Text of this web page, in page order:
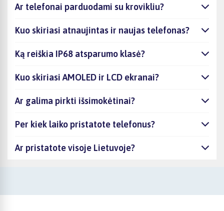
Ar telefonai parduodami su krovikliu?
Kuo skiriasi atnaujintas ir naujas telefonas?
Ką reiškia IP68 atsparumo klasė?
Kuo skiriasi AMOLED ir LCD ekranai?
Ar galima pirkti išsimokėtinai?
Per kiek laiko pristatote telefonus?
Ar pristatote visoje Lietuvoje?